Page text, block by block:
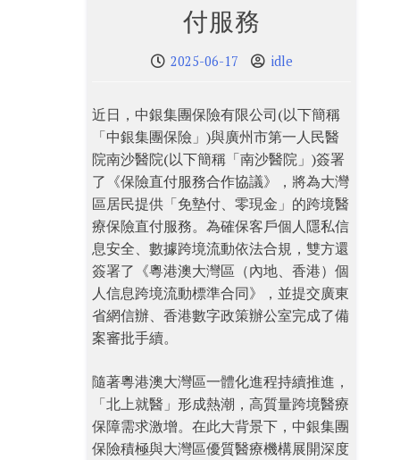
付服務
2025-06-17 idle
近日，中銀集團保險有限公司(以下簡稱
「中銀集團保險」)與廣州市第一人民醫
院南沙醫院(以下簡稱「南沙醫院」)簽署
了《保險直付服務合作協議》，將為大灣
區居民提供「免墊付、零現金」的跨境醫
療保險直付服務。為確保客戶個人隱私信
息安全、數據跨境流動依法合規，雙方還
簽署了《粵港澳大灣區（內地、香港）個
人信息跨境流動標準合同》，並提交廣東
省網信辦、香港數字政策辦公室完成了備
案審批手續。
隨著粵港澳大灣區一體化進程持續推進，
「北上就醫」形成熱潮，高質量跨境醫療
保障需求激增。在此大背景下，中銀集團
保險積極與大灣區優質醫療機構展開深度